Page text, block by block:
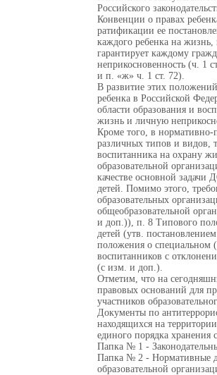
Российского
Конвенции о правах
ратификации ее
каждого ребенка на
гарантирует каждому
неприкосновенность (ч. 1
и п. «ж» ч. 1 ст. 72).
В развитие этих
ребенка в Российской
области образования и
жизнь и личную
Кроме того, в нормативно-
различных типов и видов,
воспитанника на охрану
образовательной
качестве основной задачи
детей. Помимо этого,
образовательных
общеобразовательной
и доп.)), п. 8 Типового
детей (утв.
положения о специальном
воспитанников с
(с изм. и доп.).
Отметим, что на
правовых оснований для
участников
Документы по
находящихся на
единого порядка хранения
Папка № 1 -
Папка № 2 - Нормативные
образовательной